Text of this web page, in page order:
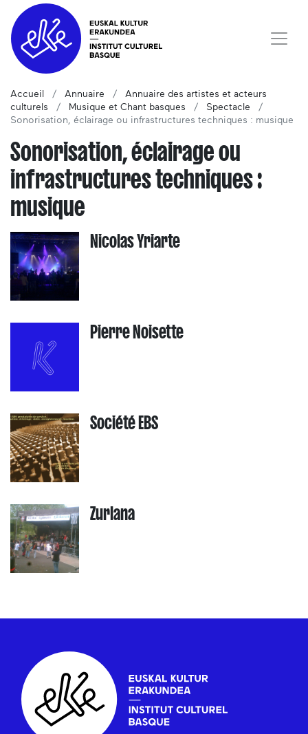
Accueil Annuaire
Annuaire des artistes et acteurs
culturels
Musique et Chant basques
Spectacle
Sonorisation, éclairage ou infrastructures techniques : musique
Sonorisation, éclairage ou
infrastructures techniques :
musique
Nicolas Yriarte
Pierre Noisette
Société EBS
Zurlana